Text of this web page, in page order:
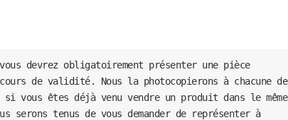
devrez obligatoirement présenter une pièce
de validité. Nous la photocopierons à chacune de
vous êtes déjà venu vendre un produit dans le même
serons tenus de vous demander de représenter à